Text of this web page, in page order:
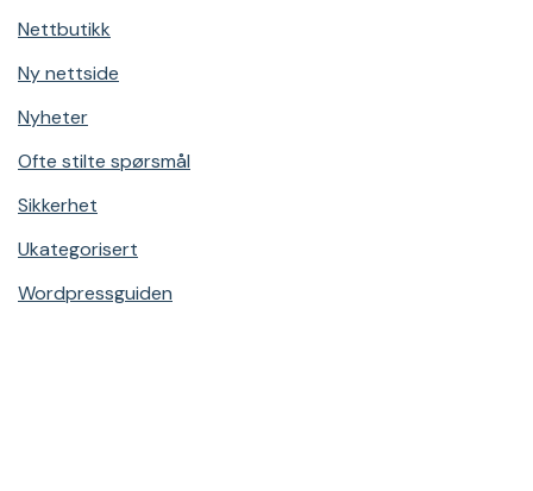
Nettbutikk
Ny nettside
Nyheter
Ofte stilte spørsmål
Sikkerhet
Ukategorisert
Wordpressguiden